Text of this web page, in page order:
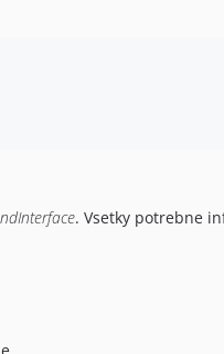
. Vsetky potrebne